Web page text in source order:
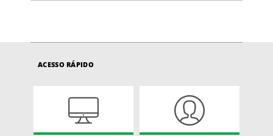
ACESSO RÁPIDO